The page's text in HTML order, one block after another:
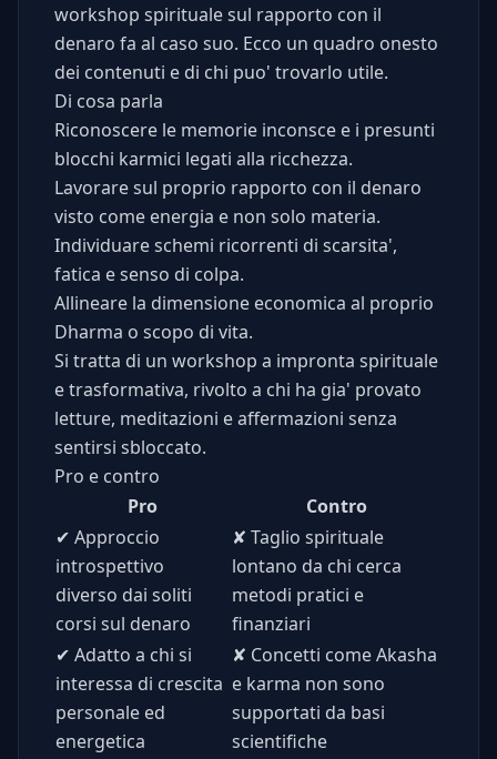
workshop spirituale sul rapporto con il
denaro fa al caso suo. Ecco un quadro onesto
dei contenuti e di chi puo' trovarlo utile.
Di cosa parla
Riconoscere le memorie inconsce e i presunti
blocchi karmici legati alla ricchezza.
Lavorare sul proprio rapporto con il denaro
visto come energia e non solo materia.
Individuare schemi ricorrenti di scarsita',
fatica e senso di colpa.
Allineare la dimensione economica al proprio
Dharma o scopo di vita.
Si tratta di un workshop a impronta spirituale
e trasformativa, rivolto a chi ha gia' provato
letture, meditazioni e affermazioni senza
sentirsi sbloccato.
Pro e contro
Pro
Contro
✔ Approccio
introspettivo
diverso dai soliti
corsi sul denaro
✘ Taglio spirituale
lontano da chi cerca
metodi pratici e
finanziari
✔ Adatto a chi si
interessa di crescita
personale ed
energetica
✘ Concetti come Akasha
e karma non sono
supportati da basi
scientifiche